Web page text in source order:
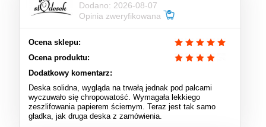
Dodano: 2026-08-07
Opinia zweryfikowana
Ocena sklepu:
Ocena produktu:
Dodatkowy komentarz:
Deska solidna, wygląda na trwałą jednak pod palcami
wyczuwało się chropowatość. Wymagała lekkiego
zeszlifowania papierem ściernym. Teraz jest tak samo
gładka, jak druga deska z zamówienia.